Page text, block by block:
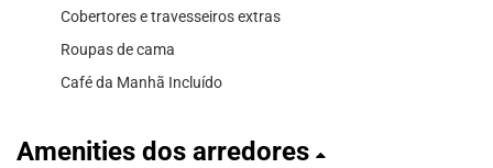
Cobertores e travesseiros extras
Roupas de cama
Café da Manhã Incluído
Amenities dos arredores